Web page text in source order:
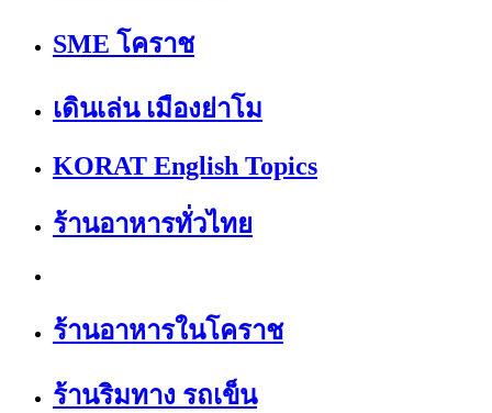
SME โคราช
เดินเล่น เมืองย่าโม
KORAT English Topics
ร้านอาหารทั่วไทย
ร้านอาหารในโคราช
ร้านริมทาง รถเข็น